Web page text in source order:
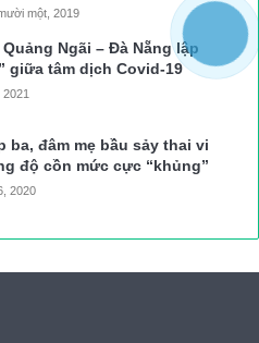
một, 2019
Ngãi – Đà Nẵng lập
giữa tâm dịch Covid-19
ba, đâm mẹ bầu sảy thai vi
độ cồn mức cực “khủng”
2020